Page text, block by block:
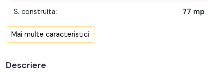
S. construita: 77 mp
Confort:
An constructie:
Mai multe caracteristici
Descriere